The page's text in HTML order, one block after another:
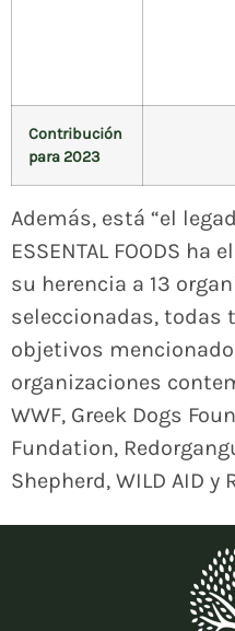
Contribución
para 2023
Además, está “el
ESSENTAL FOODS
su herencia a 13
seleccionadas, todas
objetivos
organizaciones
WWF, Greek Dogs
Fundation,
Shepherd, WILD AID y